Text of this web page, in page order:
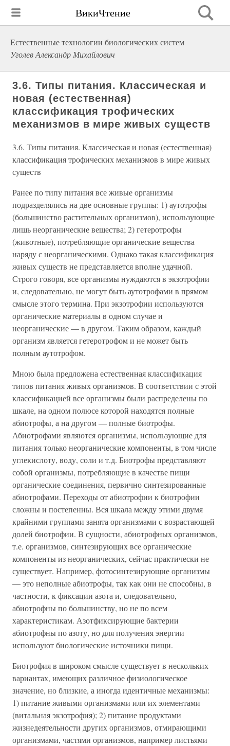
ВикиЧтение
Естественные технологии биологических систем
Уголев Александр Михайлович
3.6. Типы питания. Классическая и
новая (естественная)
классификация трофических
механизмов в мире живых существ
3.6. Типы питания. Классическая и новая (естественная)
классификация трофических механизмов в мире живых
существ
Ранее по типу питания все живые организмы
подразделялись на две основные группы: 1) аутотрофы
(большинство растительных организмов), использующие
лишь неорганические вещества; 2) гетеротрофы
(животные), потребляющие органические вещества
наряду с неорганическими. Однако такая классификация
живых существ не представляется вполне удачной.
Строго говоря, все организмы нуждаются в экзотрофии
и, следовательно, не могут быть аутотрофами в прямом
смысле этого термина. При экзотрофии используются
органические материалы в одном случае и
неорганические — в другом. Таким образом, каждый
организм является гетеротрофом и не может быть
полным аутотрофом.
Мною была предложена естественная классификация
типов питания живых организмов. В соответствии с этой
классификацией все организмы были распределены по
шкале, на одном полюсе которой находятся полные
абиотрофы, а на другом — полные биотрофы.
Абиотрофами являются организмы, использующие для
питания только неорганические компоненты, в том числе
углекислоту, воду, соли и т.д. Биотрофы представляют
собой организмы, потребляющие в качестве пищи
органические соединения, первично синтезированные
абиотрофами. Переходы от абиотрофии к биотрофии
сложны и постепенны. Вся шкала между этими двумя
крайними группами занята организмами с возрастающей
долей биотрофии. В сущности, абиотрофных организмов,
т.е. организмов, синтезирующих все органические
компоненты из неорганических, сейчас практически не
существует. Например, фотосинтезирующие организмы
— это неполные абиотрофы, так как они не способны, в
частности, к фиксации азота и, следовательно,
абиотрофны по большинству, но не по всем
характеристикам. Азотфиксирующие бактерии
абиотрофны по азоту, но для получения энергии
используют биологические источники пищи.
Биотрофия в широком смысле существует в нескольких
вариантах, имеющих различное физиологическое
значение, но близкие, а иногда идентичные механизмы:
1) питание живыми организмами или их элементами
(витальная экзотрофия); 2) питание продуктами
жизнедеятельности других организмов, отмирающими
организмами, частями организмов, например листьями